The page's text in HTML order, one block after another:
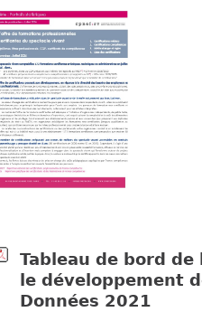
Tableau de bord
le développement
Données 2021